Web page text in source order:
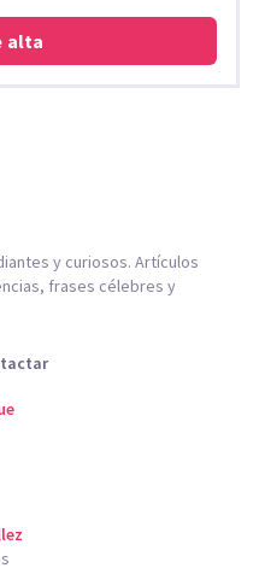
alta
y curiosos. Artículos
frases célebres y